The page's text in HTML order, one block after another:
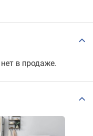
в продаже.